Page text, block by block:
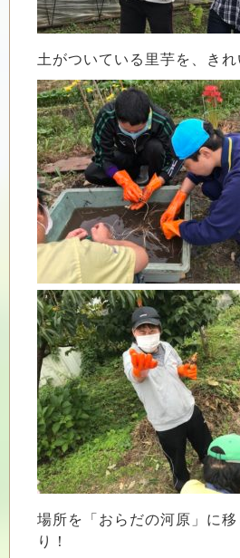
土がついている里芋を、きれ
場所を「おらだの河原」に移
り！